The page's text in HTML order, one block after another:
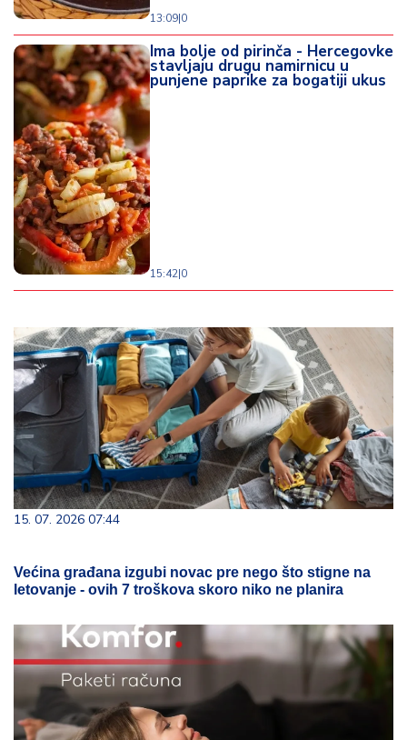
13:09|0
Ima bolje od pirinča - Hercegovke
stavljaju drugu namirnicu u
punjene paprike za bogatiji ukus
15:42|0
15. 07. 2026 07:44
Većina građana izgubi novac pre nego što stigne na
letovanje - ovih 7 troškova skoro niko ne planira